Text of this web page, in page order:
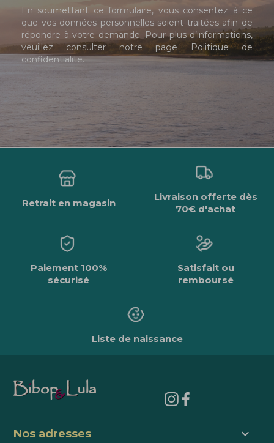
En soumettant ce formulaire, vous consentez à ce
que vos données personnelles soient traitées afin de
répondre à votre demande. Pour plus d’informations,
veuillez consulter notre page Politique de
confidentialité.
Retrait en magasin
Livraison offerte dès
70€ d'achat
Paiement 100%
sécurisé
Satisfait ou
remboursé
Liste de naissance
Nos adresses keyboard_arrow_down